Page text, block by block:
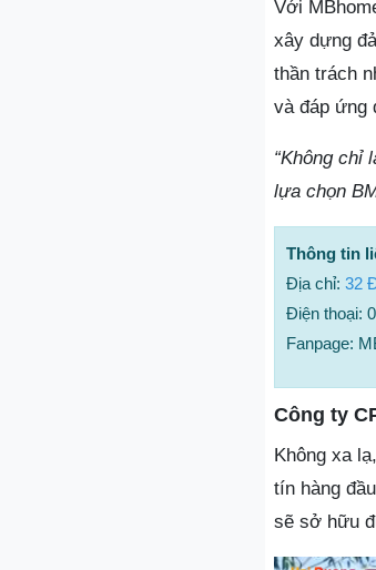
Với
xây dựng
thần trách
và đáp ứng
“Không chỉ
lựa chọn
Thông tin
Địa chỉ: 32
Điện thoại:
Fanpage:
Công ty
Không xa
tín hàng
sẽ sở hữu